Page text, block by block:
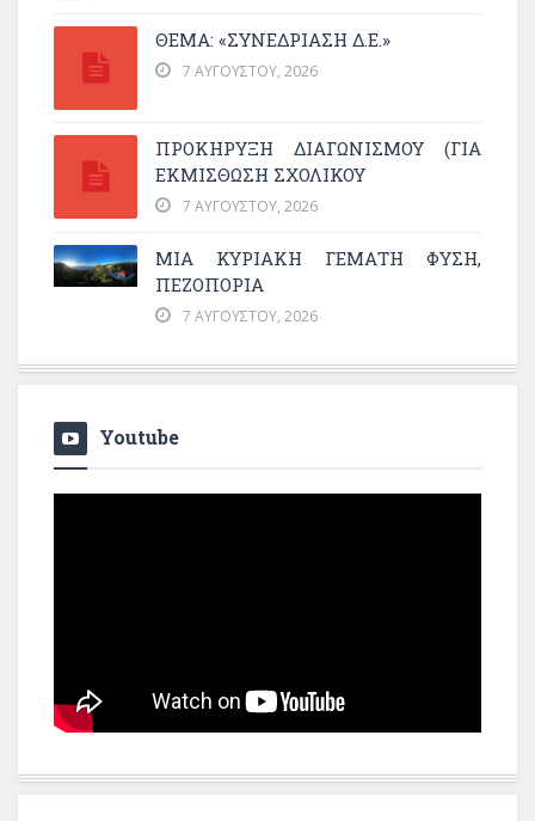
ΘΕΜΑ: «ΣΥΝΕΔΡΊΑΣΗ Δ.Ε.»
7 ΑΥΓΟΎΣΤΟΥ, 2026
ΠΡΟΚΗΡΥΞΗ ΔΙΑΓΩΝΙΣΜΟΥ (ΓΙΑ
ΕΚΜΊΣΘΩΣΗ ΣΧΟΛΙΚΟΎ
7 ΑΥΓΟΎΣΤΟΥ, 2026
ΜΙΑ ΚΥΡΙΑΚΉ ΓΕΜΆΤΗ ΦΎΣΗ,
ΠΕΖΟΠΟΡΊΑ
7 ΑΥΓΟΎΣΤΟΥ, 2026
Youtube